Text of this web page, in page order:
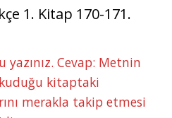
1. Kitap 170-171.
Cevap: Metnin
kitaptaki
merakla takip etmesi